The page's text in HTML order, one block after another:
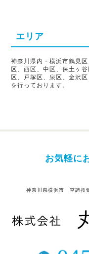
エリア
神奈川県内・横浜市鶴見
区、西区、中区、保土ヶ
区、戸塚区、泉区、金沢
を行っております。
お気軽に
神奈川県横浜市 空調換